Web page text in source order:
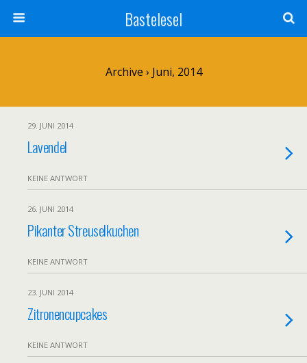
Bastelesel
Archive › Juni, 2014
29. JUNI 2014
Lavendel
KEINE ANTWORT
26. JUNI 2014
Pikanter Streuselkuchen
KEINE ANTWORT
23. JUNI 2014
Zitronencupcakes
KEINE ANTWORT